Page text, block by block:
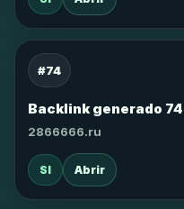
#74
Backlink generado 74
2866666.ru
SI Abrir